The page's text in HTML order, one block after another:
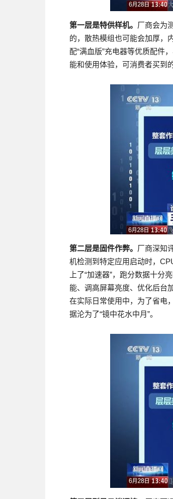
第一层是特供样机。 厂商会为
的，散热模组也可能会加厚，
配“满血版”充电器等优质配件
能和使用体验，可消费者买到
第二层是固件作弊。 厂商深知
机检测到特定应用启动时，
上了“加速器”，跑分数据十分
能、调高屏幕亮度、优化后台
在实际日常使用中，为了省电
据沦为了“镜中花水中月”。